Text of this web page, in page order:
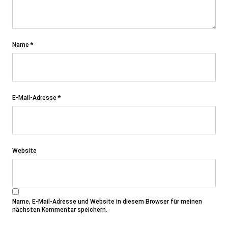
Name*
E-Mail-Adresse*
Website
Name, E-Mail-Adresse und Website in diesem Browser für meinen
nächsten Kommentar speichern.